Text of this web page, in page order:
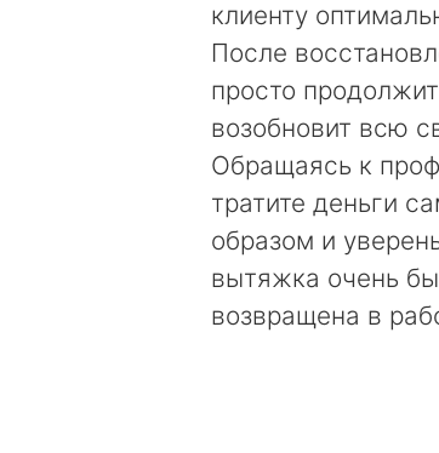
клиенту
После
просто
возобновит всю
Обращаясь к
тратите деньги
образом и
вытяжка очень
возвращена в